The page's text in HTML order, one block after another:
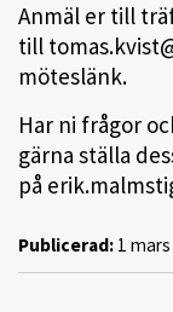
Anmäl er till
till
möteslänk.
Har ni frågor
gärna ställa
på
Publicerad: 1